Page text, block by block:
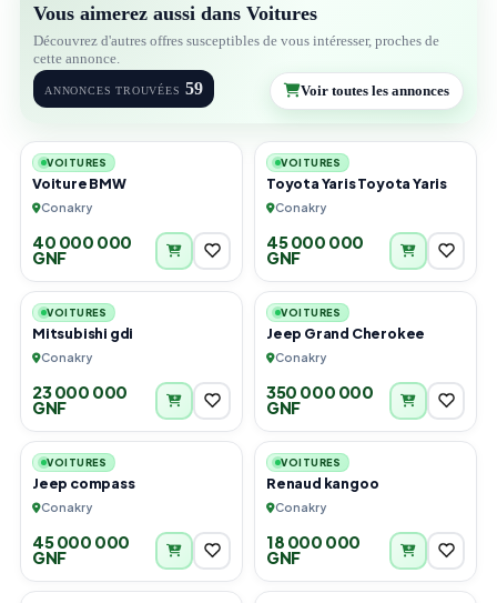
Vous aimerez aussi dans Voitures
Découvrez d'autres offres susceptibles de vous intéresser, proches de
cette annonce.
ANNONCES TROUVÉES 59 Voir toutes les annonces
VOITURES
Voiture BMW
Conakry
40 000 000
GNF
VOITURES
Toyota Yaris Toyota Yaris
Conakry
45 000 000
GNF
4
VOITURES
Mitsubishi gdi
Conakry
23 000 000
GNF
2
VOITURES
Jeep Grand Cherokee
Conakry
350 000 000
GNF
4
VOITURES
Jeep compass
Conakry
45 000 000
GNF
5
VOITURES
Renaud kangoo
Conakry
18 000 000
GNF
4 6